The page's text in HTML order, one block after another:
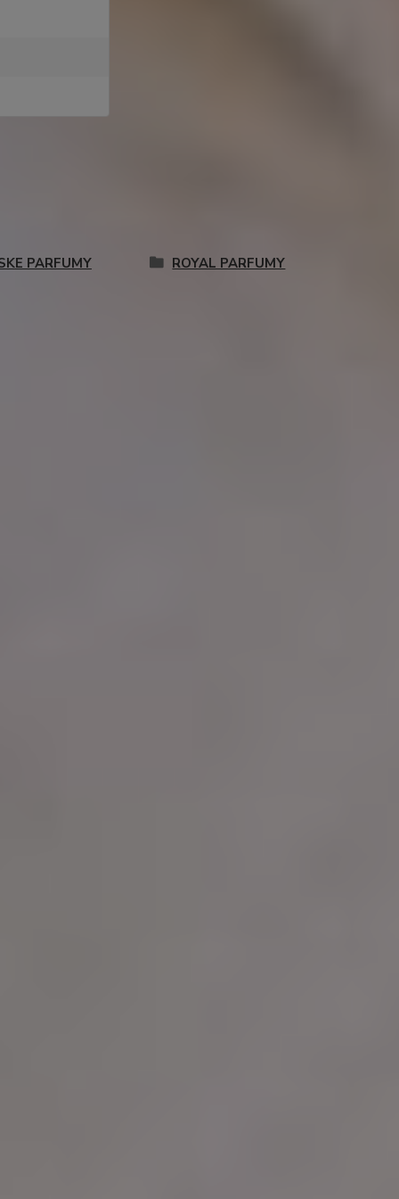
PARFUMY ROYAL PARFUMY